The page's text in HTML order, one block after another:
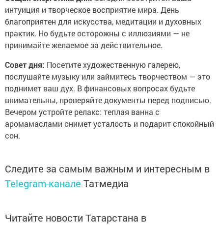
интуиция и творческое восприятие мира. День
благоприятен для искусства, медитации и духовных
практик. Но будьте осторожны с иллюзиями — не
принимайте желаемое за действительное.
Совет дня: Посетите художественную галерею,
послушайте музыку или займитесь творчеством — это
поднимет ваш дух. В финансовых вопросах будьте
внимательны, проверяйте документы перед подписью.
Вечером устройте релакс: теплая ванна с
аромамаслами снимет усталость и подарит спокойный
сон.
Следите за самым важным и интересным в
Telegram-канале Татмедиа
Читайте новости Татарстана в